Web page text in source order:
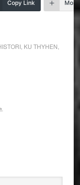
Copy Link More
, KU THYHEN